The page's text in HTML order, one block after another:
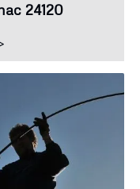
24120